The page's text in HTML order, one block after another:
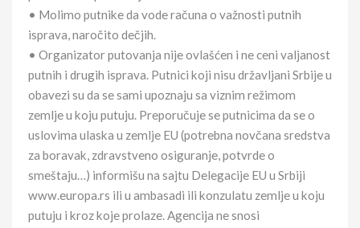
• Molimo putnike da vode računa o važnosti putnih
isprava, naročito dečjih.
• Organizator putovanja nije ovlašćen i ne ceni valjanost
putnih i drugih isprava. Putnici koji nisu državljani Srbije u
obavezi su da se sami upoznaju sa viznim režimom
zemlje u koju putuju. Preporučuje se putnicima da se o
uslovima ulaska u zemlje EU (potrebna novčana sredstva
za boravak, zdravstveno osiguranje, potvrde o
smeštaju…) informišu na sajtu Delegacije EU u Srbiji
www.europa.rs ili u ambasadi ili konzulatu zemlje u koju
putuju i kroz koje prolaze. Agencija ne snosi